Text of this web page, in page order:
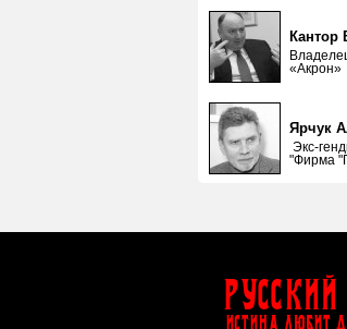
Кантор
«Акрон»
Ярчук
Экс-
"Фирма
ИСТИНА ЛЮБИТ